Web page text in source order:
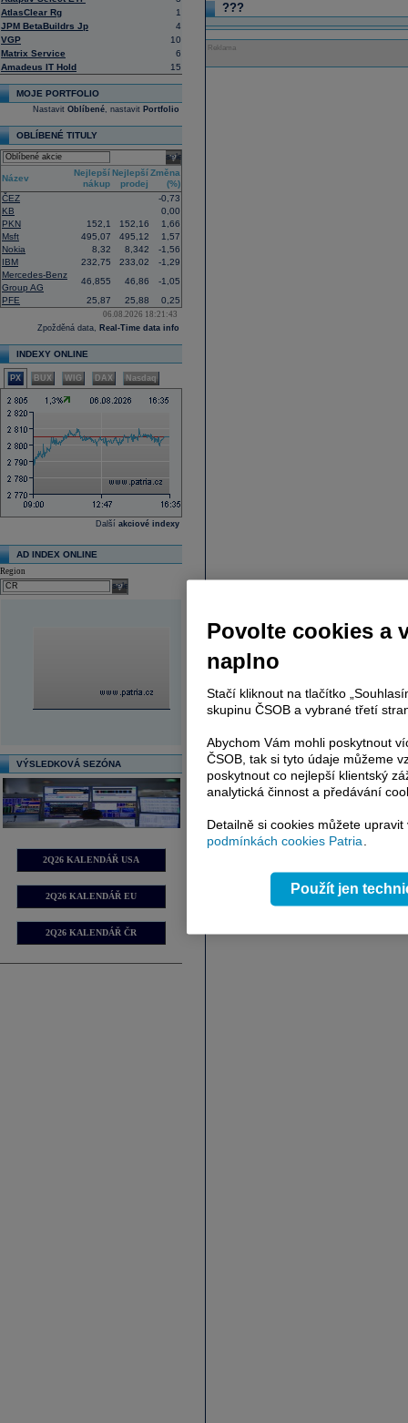
AtlasClear Rg
1
JPM BetaBuildrs Jp
4
VGP
10
Matrix Service
6
Amadeus IT Hold
15
MOJE PORTFOLIO
Nastavit Oblíbené, nastavit Portfolio
OBLÍBENÉ TITULY
select
Název
Nejlepší
nákup
Nejlepší
prodej
Změna
(%)
ČEZ
-0,73
KB
0,00
PKN
152,1 152,16
1,66
Msft
495,07 495,12
1,57
Nokia
8,32 8,342
-1,56
IBM
232,75 233,02
-1,29
Mercedes-Benz
Group AG
46,855 46,86
-1,05
PFE
25,87 25,88 0,25
06.08.2026 18:21:43
Zpožděná data, Real-Time data info
INDEXY ONLINE
PX BUX WIG DAX Nasdaq
Další akciové indexy
AD INDEX ONLINE
Region
select
VÝSLEDKOVÁ SEZÓNA
2Q26 KALENDÁŘ USA
2Q26 KALENDÁŘ EU
2Q26 KALENDÁŘ ČR
???
Reklama
Povolte cookies a
naplno
Stačí kliknout na tlačítko
skupinu ČSOB a vybrané třetí
Abychom Vám mohli poskytnout
ČSOB, tak si tyto údaje můžeme
poskytnout co nejlepší klientský
analytická činnost a předávání
Detailně si cookies můžete
podmínkách cookies Patria.
Použít jen